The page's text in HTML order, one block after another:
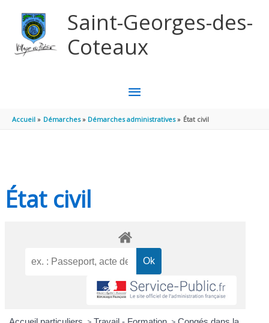
Saint-Georges-des-
Coteaux
MENU
PRINCIPAL
Accueil Démarches Démarches administratives État civil
État civil